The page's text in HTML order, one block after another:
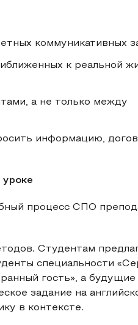
коммуникативных
к реальной
а не только между
информацию,
уроке
процесс СПО
Студентам
специальности
гость», а будущие
задание на
в контексте.